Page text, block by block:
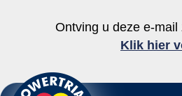
Ontving u deze e-
Klik hier